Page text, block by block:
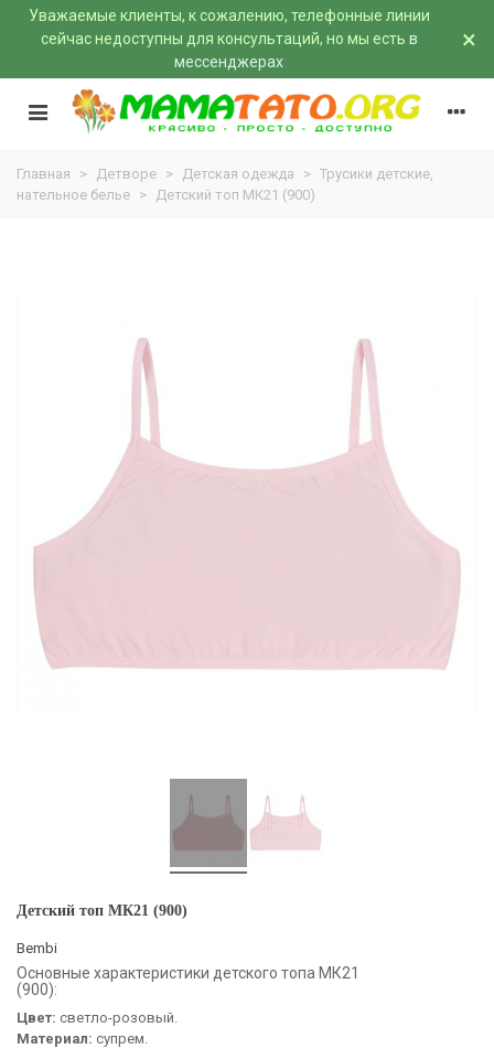
Уважаемые клиенты, к сожалению, телефонные линии
сейчас недоступны для консультаций, но мы есть в
мессенджерах
×
Главная > Детворе > Детская одежда > Трусики детские,
нательное белье > Детский топ МК21 (900)
Детский топ МК21 (900)
Bembi
Основные характеристики детского топа МК21
(900):
Цвет: светло-розовый.
Материал: супрем.